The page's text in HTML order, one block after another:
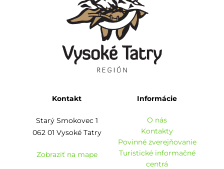
Kontakt
Starý Smokovec 1
062 01 Vysoké Tatry
Zobraziť na mape
Informácie
O nás
Kontakty
Povinné zverejňovanie
Turistické informačné
centrá